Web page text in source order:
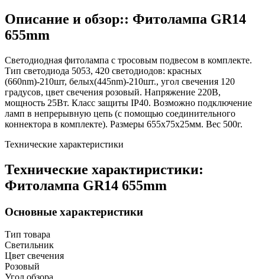
Описание и обзор:: Фитолампа GR14
655mm
Светодиодная фитолампа с тросовым подвесом в комплекте.
Тип светодиода 5053, 420 светодиодов: красных
(660nm)-210шт, белых(445nm)-210шт., угол свечения 120
градусов, цвет свечения розовый. Напряжение 220В,
мощность 25Вт. Класс защиты IP40. Возможно подключение
ламп в непрерывную цепь (с помощью соединительного
коннектора в комплекте). Размеры 655х75х25мм. Вес 500г.
Технические характеристики
Технические характиристики:
Фитолампа GR14 655mm
Основные характеристики
Тип товара
Светильник
Цвет свечения
Розовый